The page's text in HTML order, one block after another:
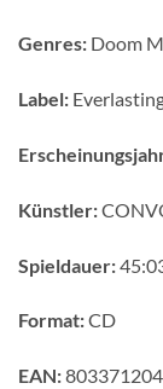
Genres: Doom
Label:
Künstler:
Spieldauer:
Format:CD
EAN: